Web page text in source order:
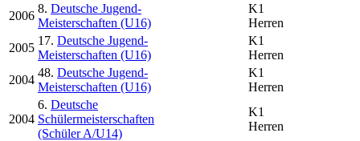
2006
8. Deutsche Jugend-
Meisterschaften (U16)
K1
Herren
2005
17. Deutsche Jugend-
Meisterschaften (U16)
K1
Herren
2004
48. Deutsche Jugend-
Meisterschaften (U16)
K1
Herren
2004
6. Deutsche
Schülermeisterschaften
(Schüler A/U14)
K1
Herren